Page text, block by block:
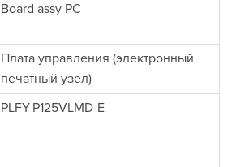
Board assy PC
Плата управления (электронный
печатный узел)
PLFY-P125VLMD-E